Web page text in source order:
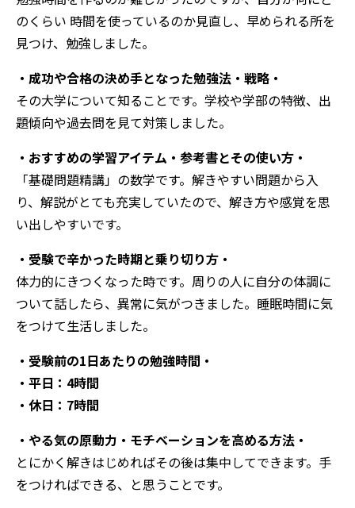
のくらい 時間を使っているのか見直し、早められる所を
見つけ、勉強しました。
・成功や合格の決め手となった勉強法・戦略・
その大学について知ることです。学校や学部の特徴、出
題傾向や過去問を見て対策しました。
・おすすめの学習アイテム・参考書とその使い方・
「基礎問題精講」の数学です。解きやすい問題から入
り、解説がとても充実していたので、解き方や感覚を思
い出しやすいです。
・受験で辛かった時期と乗り切り方・
体力的にきつくなった時です。周りの人に自分の体調に
ついて話したら、異常に気がつきました。睡眠時間に気
をつけて生活しました。
・受験前の1日あたりの勉強時間・
・平日：4時間
・休日：7時間
・やる気の原動力・モチベーションを高める方法・
とにかく解きはじめればその後は集中してできます。手
をつければできる、と思うことです。